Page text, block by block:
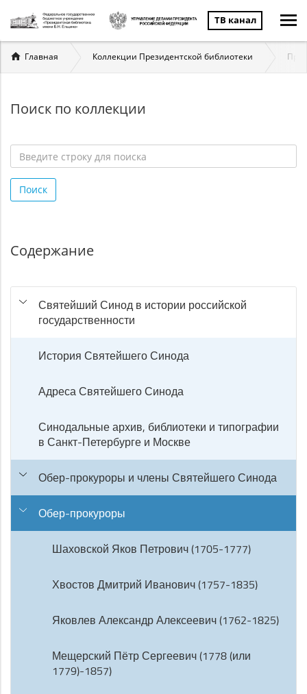
ТВ канал
Вы
здесь
Главная Коллекции Президентской библиотеки
Поиск по коллекции
строку
для
Поиск
Содержание
Святейший Синод в истории российской
государственности
История Святейшего Синода
Адреса Святейшего Синода
Синодальные архив, библиотеки и типографии
в Санкт-Петербурге и Москве
Обер-прокуроры и члены Святейшего Синода
Обер-прокуроры
Шаховской Яков Петрович (1705-1777)
Хвостов Дмитрий Иванович (1757-1835)
Яковлев Александр Алексеевич (1762-1825)
Мещерский Пётр Сергеевич (1778 (или
1779)-1857)